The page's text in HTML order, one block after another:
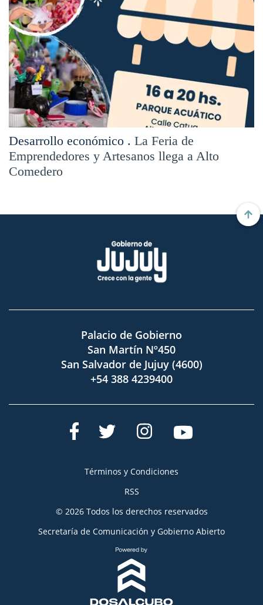
Desarrollo económico . La Feria de
Emprendedores y Artesanos llega a Alto
Comedero
Palacio de Gobierno
San Martín Nº450
San Salvador de Jujuy (4600)
+54 388 4239400
Términos y Condiciones
RSS
© 2026 Todos los derechos reservados
Secretaría de Comunicación y Gobierno Abierto